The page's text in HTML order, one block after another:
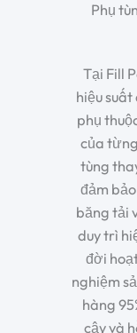
Phụ
Tại Fill
hiệu
phụ
của
tùng
đảm
băng tải
duy trì
đời
nghiệm
hàng
cậy và